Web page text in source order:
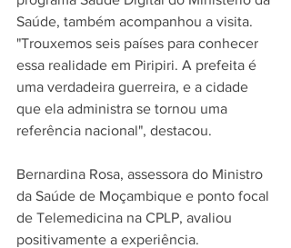
Saúde, também acompanhou a visita.
"Trouxemos seis países para conhecer
essa realidade em Piripiri. A prefeita é
uma verdadeira guerreira, e a cidade
que ela administra se tornou uma
referência nacional", destacou.
Bernardina Rosa, assessora do Ministro
da Saúde de Moçambique e ponto focal
de Telemedicina na CPLP, avaliou
positivamente a experiência.